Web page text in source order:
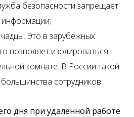
безопасности запрещает
информации;
Это в зарубежных
позволяет изолироваться
комнате. В России такой
сотрудников.
дня при удаленной работе